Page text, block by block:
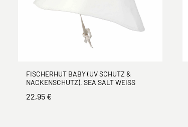
FISCHERHUT BABY (UV SCHUTZ &
NACKENSCHUTZ), SEA SALT WEISS
22,95 €